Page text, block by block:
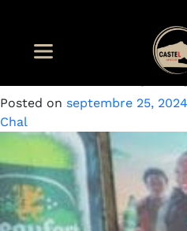
World Clean Up
Posted on septembre 25, 2024
Chal